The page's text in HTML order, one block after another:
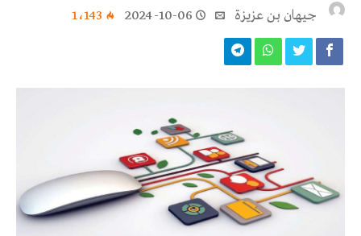
جيهان بن عزيزة 2024-10-06 1٬143